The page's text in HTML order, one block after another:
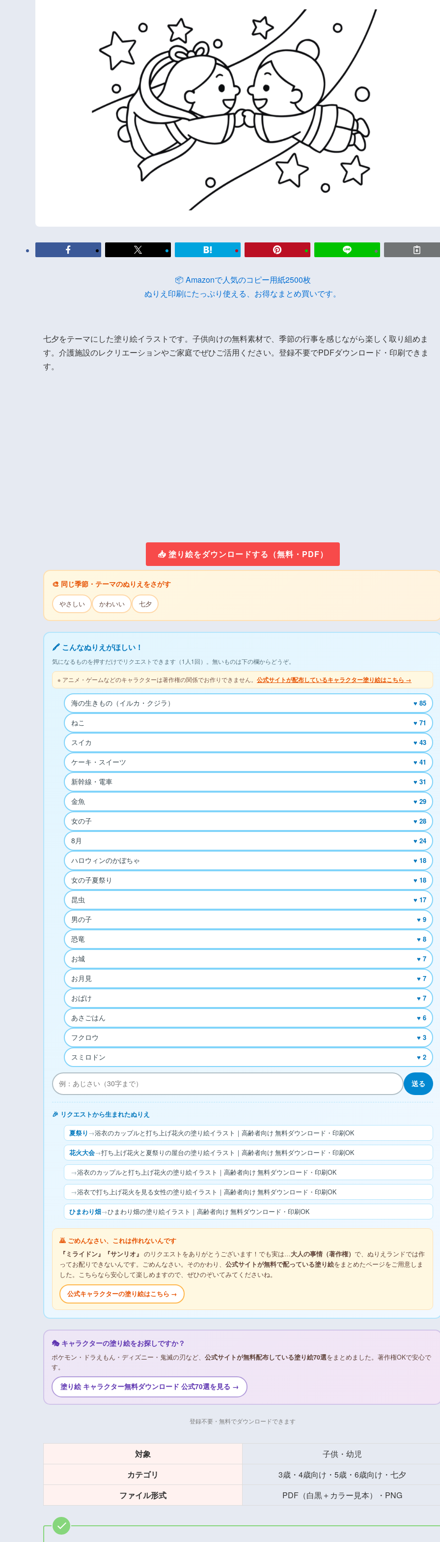
📦 Amazonで人気のコピー用紙2500枚
ぬりえ印刷にたっぷり使える、お得なまとめ買いです。
七夕をテーマにした塗り絵イラストです。子供向けの無料素材で、季節の行事を感じながら楽しく取り組めま
す。介護施設のレクリエーションやご家庭でぜひご活用ください。登録不要でPDFダウンロード・印刷できま
す。
📥 塗り絵をダウンロードする（無料・PDF）
🎨 同じ季節・テーマのぬりえをさがす
やさしい かわいい 七夕
🖍 こんなぬりえがほしい！
気になるものを押すだけでリクエストできます（1人1回）。無いものは下の欄からどうぞ。
※ アニメ・ゲームなどのキャラクターは著作権の関係でお作りできません。 公式サイトが配布しているキャラクター塗り絵はこちら →
海の生きもの（イルカ・クジラ） ♥ 85
ねこ ♥ 71
スイカ ♥ 43
ケーキ・スイーツ ♥ 41
新幹線・電車 ♥ 31
金魚 ♥ 29
女の子 ♥ 28
8月 ♥ 24
ハロウィンのかぼちゃ ♥ 18
女の子夏祭り ♥ 18
昆虫 ♥ 17
男の子 ♥ 9
恐竜 ♥ 8
お城 ♥ 7
お月見 ♥ 7
おばけ ♥ 7
あさごはん ♥ 6
フクロウ ♥ 3
スミロドン ♥ 2
送る
🎉 リクエストから生まれたぬりえ
夏祭り→浴衣のカップルと打ち上げ花火の塗り絵イラスト｜高齢者向け 無料ダウンロード・印刷OK
花火大会→打ち上げ花火と夏祭りの屋台の塗り絵イラスト｜高齢者向け 無料ダウンロード・印刷OK
→浴衣のカップルと打ち上げ花火の塗り絵イラスト｜高齢者向け 無料ダウンロード・印刷OK
→浴衣で打ち上げ花火を見る女性の塗り絵イラスト｜高齢者向け 無料ダウンロード・印刷OK
ひまわり畑→ひまわり畑の塗り絵イラスト｜高齢者向け 無料ダウンロード・印刷OK
🙇 ごめんなさい、これは作れないんです
『ミライドン』『サンリオ』 のリクエストをありがとうございます！でも実は…大人の事情（著作権） で、ぬりえランドでは作
ってお配りできないんです。ごめんなさい。そのかわり、 公式サイトが無料で配っている塗り絵をまとめたページをご用意しま
した。こちらなら安心して楽しめますので、ぜひのぞいてみてくださいね。
公式キャラクターの塗り絵はこちら →
🎭 キャラクターの塗り絵をお探しですか？
ポケモン・ドラえもん・ディズニー・鬼滅の刃など、 公式サイトが無料配布している塗り絵70選をまとめました。著作権OKで安心で
す。
塗り絵 キャラクター無料ダウンロード 公式70選を見る →
登録不要・無料でダウンロードできます
対象
子供・幼児
カテゴリ
3歳・4歳向け・5歳・6歳向け・七夕
ファイル形式
PDF（白黒＋カラー見本）・PNG